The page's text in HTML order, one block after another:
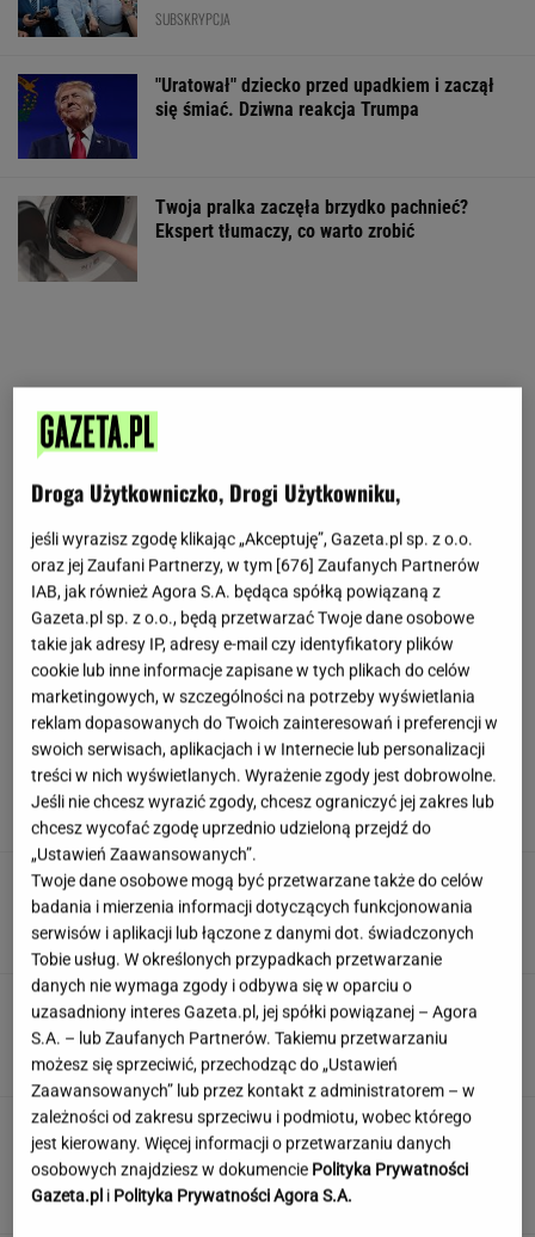
SUBSKRYPCJA
"Uratował" dziecko przed upadkiem i zaczął
się śmiać. Dziwna reakcja Trumpa
Twoja pralka zaczęła brzydko pachnieć?
Ekspert tłumaczy, co warto zrobić
Damięcka dosadnie komentuje upały w
Polsce. "Zasłużyliście"
Po tym programie zajrzałam do
piwnicy. Znalazłam skarby warte krocie
ANNA GOWOREK
Ten quiz wiedzy ogólnej to solidny trening
umysłu! Przekroczysz 9/14?
To jeden z najczęstszych błędów przed
zagranicznym wyjazdem. O tym wiele osób
zapomina
MATERIAŁ PROMOCYJNY
Droga Użytkowniczko, Drogi Użytkowniku,
jeśli wyrazisz zgodę klikając „Akceptuję”, Gazeta.pl sp. z o.o.
oraz jej Zaufani Partnerzy, w tym [676] Zaufanych Partnerów
IAB, jak również Agora S.A. będąca spółką powiązaną z
Gazeta.pl sp. z o.o., będą przetwarzać Twoje dane osobowe
takie jak adresy IP, adresy e-mail czy identyfikatory plików
cookie lub inne informacje zapisane w tych plikach do celów
marketingowych, w szczególności na potrzeby wyświetlania
reklam dopasowanych do Twoich zainteresowań i preferencji w
swoich serwisach, aplikacjach i w Internecie lub personalizacji
treści w nich wyświetlanych. Wyrażenie zgody jest dobrowolne.
Jeśli nie chcesz wyrazić zgody, chcesz ograniczyć jej zakres lub
chcesz wycofać zgodę uprzednio udzieloną przejdź do
„Ustawień Zaawansowanych”.
Twoje dane osobowe mogą być przetwarzane także do celów
badania i mierzenia informacji dotyczących funkcjonowania
serwisów i aplikacji lub łączone z danymi dot. świadczonych
Tobie usług. W określonych przypadkach przetwarzanie
danych nie wymaga zgody i odbywa się w oparciu o
uzasadniony interes Gazeta.pl, jej spółki powiązanej – Agora
S.A. – lub Zaufanych Partnerów. Takiemu przetwarzaniu
możesz się sprzeciwić, przechodząc do „Ustawień
Zaawansowanych” lub przez kontakt z administratorem – w
zależności od zakresu sprzeciwu i podmiotu, wobec którego
jest kierowany. Więcej informacji o przetwarzaniu danych
osobowych znajdziesz w dokumencie Polityka Prywatności
Gazeta.pl i Polityka Prywatności Agora S.A.